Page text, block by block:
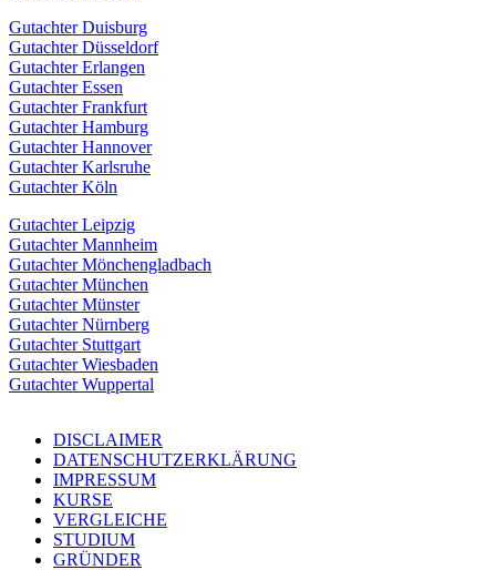
Gutachter Duisburg
Gutachter Düsseldorf
Gutachter Erlangen
Gutachter Essen
Gutachter Frankfurt
Gutachter Hamburg
Gutachter Hannover
Gutachter Karlsruhe
Gutachter Köln
Gutachter Leipzig
Gutachter Mannheim
Gutachter Mönchengladbach
Gutachter München
Gutachter Münster
Gutachter Nürnberg
Gutachter Stuttgart
Gutachter Wiesbaden
Gutachter Wuppertal
DISCLAIMER
DATENSCHUTZERKLÄRUNG
IMPRESSUM
KURSE
VERGLEICHE
STUDIUM
GRÜNDER